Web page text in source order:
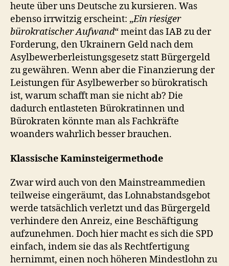
heute über uns Deutsche zu kursieren. Was
ebenso irrwitzig erscheint: „Ein riesiger
bürokratischer Aufwand“ meint das IAB zu der
Forderung, den Ukrainern Geld nach dem
Asylbewerberleistungsgesetz statt Bürgergeld
zu gewähren. Wenn aber die Finanzierung der
Leistungen für Asylbewerber so bürokratisch
ist, warum schafft man sie nicht ab? Die
dadurch entlasteten Bürokratinnen und
Bürokraten könnte man als Fachkräfte
woanders wahrlich besser brauchen.
Klassische Kaminsteigermethode
Zwar wird auch von den Mainstreammedien
teilweise eingeräumt, das Lohnabstandsgebot
werde tatsächlich verletzt und das Bürgergeld
verhindere den Anreiz, eine Beschäftigung
aufzunehmen. Doch hier macht es sich die SPD
einfach, indem sie das als Rechtfertigung
hernimmt, einen noch höheren Mindestlohn zu